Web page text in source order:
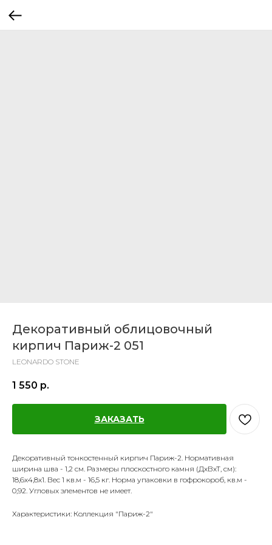
Декоративный облицовочный
кирпич Париж-2 051
LEONARDO STONE
1 550 р.
ЗАКАЗАТЬ
Декоративный тонкостенный кирпич Париж-2. Нормативная
ширина шва - 1,2 см. Размеры плоскостного камня (ДхВхТ, см):
18,6х4,8х1. Вес 1 кв.м - 16,5 кг. Норма упаковки в гофрокороб, кв.м -
0,92. Угловых элементов не имеет.
Характеристики: Коллекция "Париж-2"